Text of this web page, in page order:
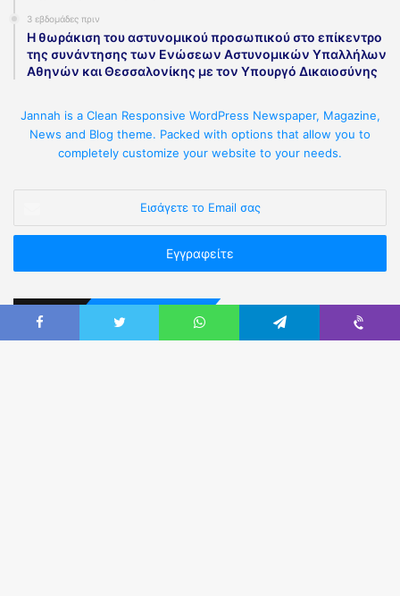
3 εβδομάδες πριν
Η θωράκιση του αστυνομικού προσωπικού στο επίκεντρο
της συνάντησης των Ενώσεων Αστυνομικών Υπαλλήλων
Αθηνών και Θεσσαλονίκης με τον Υπουργό Δικαιοσύνης
Jannah is a Clean Responsive WordPress Newspaper, Magazine,
News and Blog theme. Packed with options that allow you to
completely customize your website to your needs.
Επικοινωνήστε Μαζί μας